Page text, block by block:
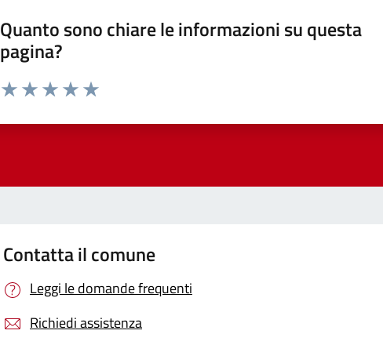
Quanto sono chiare le informazioni su questa
pagina?
Contatta il comune
Leggi le domande frequenti
Richiedi assistenza